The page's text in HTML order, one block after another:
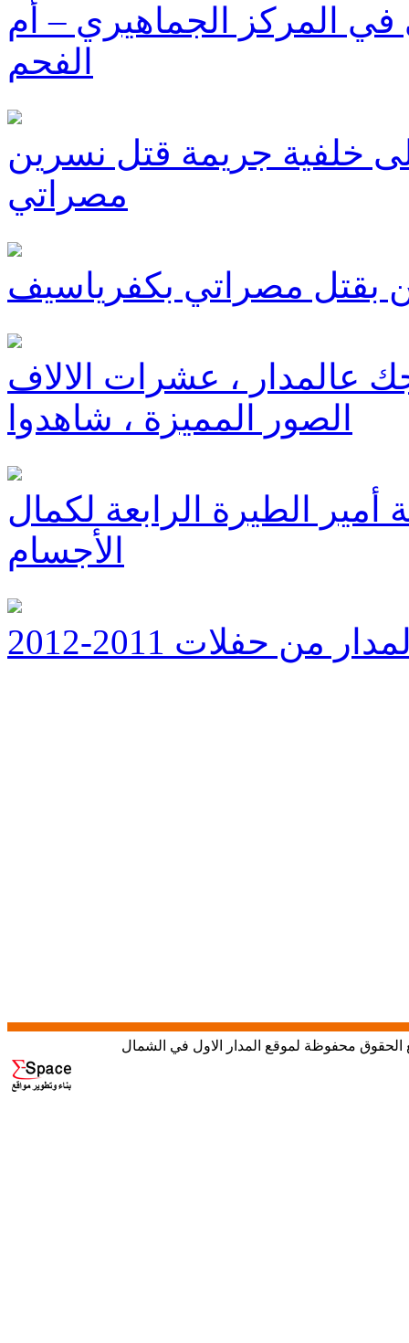
في المركز الجماهيري – أم
الفحم
3 أشخاص على خلفية جريمة قتل نسرين
مصراتي
بقتل مصراتي بكفرياسيف
عالمدار ، عشرات الالاف
الصور المميزة ، شاهدوا
الطيرة الرابعة لكمال
الأجسام
حفلات 2011-2012